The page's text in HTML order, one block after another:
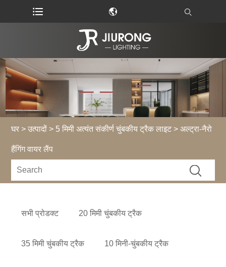
घर > उत्पादों > 5 मिमी अत्यंत संकीर्ण चुंबकीय ट्रैक लाइट> अल्ट्रा-नैरो
हैंगिंग वायर लैंप
सभी प्रोडक्ट 20 मिमी चुंबकीय ट्रैक
35 मिमी चुंबकीय ट्रैक 10 मिनी-चुंबकीय ट्रैक